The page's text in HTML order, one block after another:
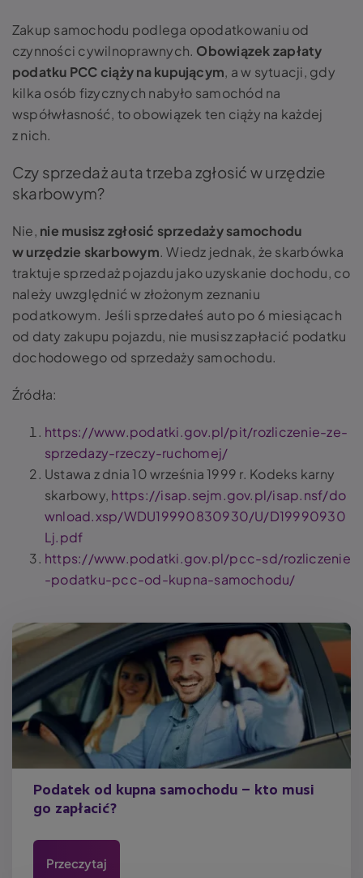
Zakup samochodu podlega opodatkowaniu od
czynności cywilnoprawnych. Obowiązek zapłaty
podatku PCC ciąży na kupującym, a w sytuacji, gdy
kilka osób fizycznych nabyło samochód na
współwłasność, to obowiązek ten ciąży na każdej
z nich.
Czy sprzedaż auta trzeba zgłosić w urzędzie
skarbowym?
Nie, nie musisz zgłosić sprzedaży samochodu
w urzędzie skarbowym. Wiedz jednak, że skarbówka
traktuje sprzedaż pojazdu jako uzyskanie dochodu, co
należy uwzględnić w złożonym zeznaniu
podatkowym. Jeśli sprzedałeś auto po 6 miesiącach
od daty zakupu pojazdu, nie musisz zapłacić podatku
dochodowego od sprzedaży samochodu.
Źródła:
https://www.podatki.gov.pl/pit/rozliczenie-ze-
sprzedazy-rzeczy-ruchomej/
Ustawa z dnia 10 września 1999 r. Kodeks karny
skarbowy, https://isap.sejm.gov.pl/isap.nsf/do
wnload.xsp/WDU19990830930/U/D19990930
Lj.pdf
https://www.podatki.gov.pl/pcc-sd/rozliczenie
-podatku-pcc-od-kupna-samochodu/
Podatek od kupna samochodu – kto musi
go zapłacić?
Przeczytaj